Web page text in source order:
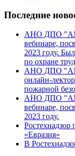
Последние
АНО ДПО "АМ
вебинаре,
2023 году.
по охране
АНО ДПО "АМ
онлайн-
пожарной
АНО ДПО "АМ
вебинаре,
2023 году.
«Евразия»
В